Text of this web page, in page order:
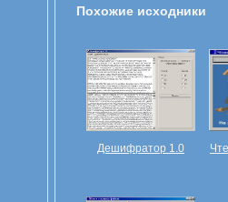
Похожие исходники
Дешифратор 1.0